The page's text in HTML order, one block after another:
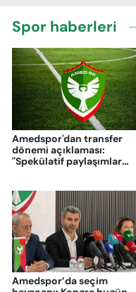
Spor haberleri
Amedspor'dan transfer
dönemi açıklaması:
"Spekülatif paylaşımlar
Amedspor’da seçim